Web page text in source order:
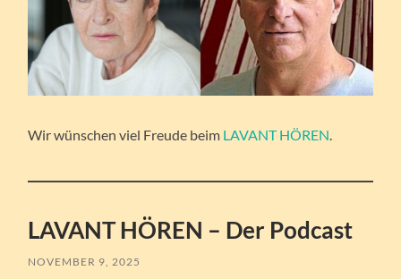
Wir wünschen viel Freude beim LAVANT HÖREN.
LAVANT HÖREN – Der Podcast
NOVEMBER 9, 2025